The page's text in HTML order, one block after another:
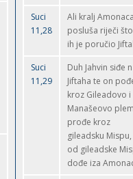
Suci
11,28
Ali kralj
posluša riječi
ih je poručio
Suci
11,29
Duh Jahvin siđe
Jiftaha te on
kroz Gileadovo i
Manašeovo
prođe kroz
gileadsku
od gileadske
dođe iza